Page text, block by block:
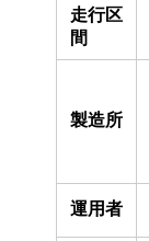
走行区
間
製造所
運用者